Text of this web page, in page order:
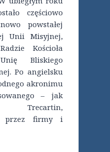
częściowo
powstałej
Unii Misyjnej,
Kościoła
Bliskiego
Po angielsku
akronimu
– jak
Trecartin,
przez firmy i